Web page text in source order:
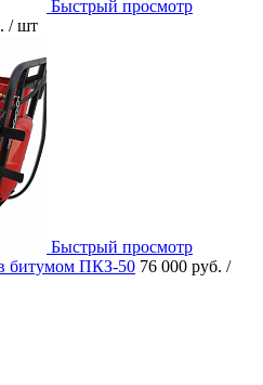
Быстрый просмотр
/ шт
Быстрый просмотр
битумом ПКЗ-50 76 000 руб. /